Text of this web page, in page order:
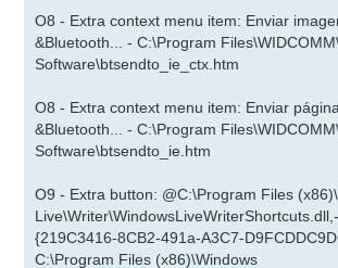
O8 - Extra context menu item: Enviar
&Bluetooth... - C:\Program
Software\btsendto_ie_ctx.htm
O8 - Extra context menu item: Enviar
&Bluetooth... - C:\Program
Software\btsendto_ie.htm
O9 - Extra button: @C:\Program Files
{219C3416-8CB2-491a-A3C7-
C:\Program Files (x86)\Windows